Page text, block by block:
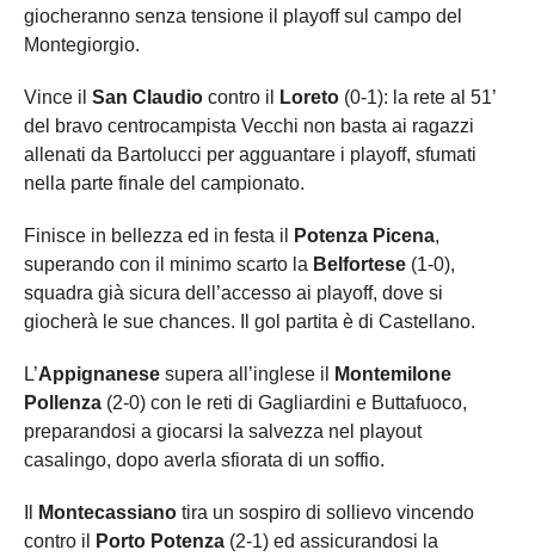
giocheranno senza tensione il playoff sul campo del
Montegiorgio.
Vince il San Claudio contro il Loreto (0-1): la rete al 51’
del bravo centrocampista Vecchi non basta ai ragazzi
allenati da Bartolucci per agguantare i playoff, sfumati
nella parte finale del campionato.
Finisce in bellezza ed in festa il Potenza Picena,
superando con il minimo scarto la Belfortese (1-0),
squadra già sicura dell’accesso ai playoff, dove si
giocherà le sue chances. Il gol partita è di Castellano.
L’Appignanese supera all’inglese il
Montemilone
Pollenza (2-0) con le reti di Gagliardini e Buttafuoco,
preparandosi a giocarsi la salvezza nel playout
casalingo, dopo averla sfiorata di un soffio.
Montecassiano tira un sospiro di sollievo vincendo
contro il
Porto Potenza (2-1) ed assicurandosi la